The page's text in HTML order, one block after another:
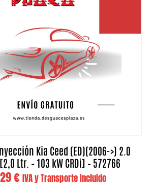
Kia Ceed (ED)(2006->) 2.0
Ltr. – 103 kW CRDi] – 572766
€ IVA y Transporte Incluido